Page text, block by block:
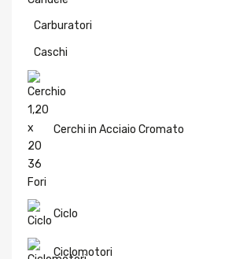
Carburatori
Caschi
Cerchi in Acciaio Cromato
Ciclo
Ciclomotori